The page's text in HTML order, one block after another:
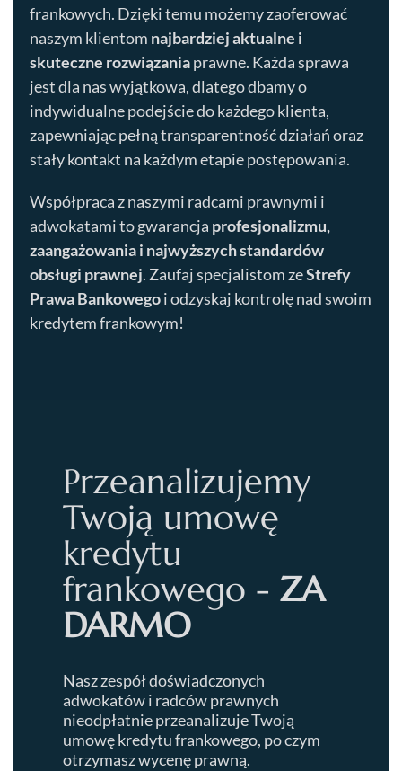
frankowych. Dzięki temu możemy zaoferować
naszym klientom najbardziej aktualne i
skuteczne rozwiązaniaprawne. Każda sprawa
jest dla nas wyjątkowa, dlatego dbamy o
indywidualne podejście do każdego klienta,
zapewniając pełną transparentność działań oraz
stały kontakt na każdym etapie postępowania.
Współpraca z naszymi radcami prawnymi i
adwokatami to gwarancja profesjonalizmu,
zaangażowania i najwyższych standardów
obsługi prawnej. Zaufaj specjalistom zeStrefy
Prawa Bankowegoi odzyskaj kontrolę nad swoim
kredytem frankowym!
Przeanalizujemy
Twoją umowę
kredytu
frankowego - ZA
DARMO
Nasz zespół doświadczonych
adwokatów i radców prawnych
nieodpłatnie przeanalizuje Twoją
umowę kredytu frankowego, po czym
otrzymasz wycenę prawną.